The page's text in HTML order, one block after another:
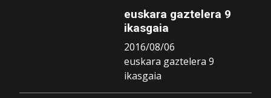
euskara gaztelera 9
ikasgaia
2016/08/06
euskara gaztelera 9
ikasgaia